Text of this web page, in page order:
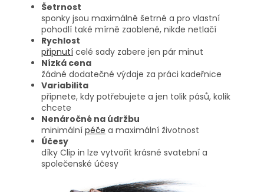
Šetrnost
sponky jsou maximálně šetrné a pro vlastní
pohodlí také mírně zaoblené, nikde netlačí
Rychlost
připnutí celé sady zabere jen pár minut
Nízká cena
žádné dodatečné výdaje za práci kadeřnice
Variabilita
připnete, kdy potřebujete a jen tolik pásů, kolik
chcete
Nenáročné na údržbu
minimální péče a maximální životnost
Účesy
díky Clip in lze vytvořit krásné svatební a
společenské účesy